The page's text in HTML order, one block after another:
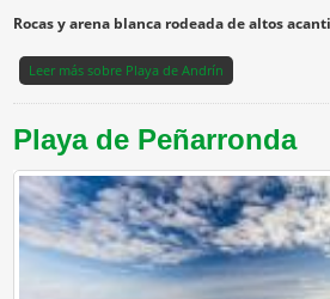
Rocas y arena blanca rodeada de altos
Leer mássobre Playa de Andrín
Playa de Peñarronda